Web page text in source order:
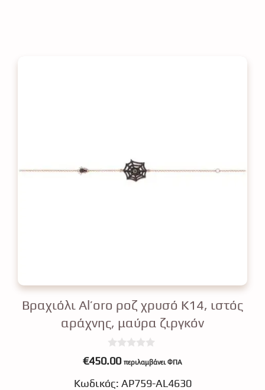
Βραχιόλι Al’oro ροζ χρυσό Κ14, ιστός
αράχνης, μαύρα ζιργκόν
0
o
t
€450.00 περιλαμβάνει ΦΠΑ
Κωδικός: ΑΡ759-AL4630